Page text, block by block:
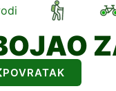
POVRATAK